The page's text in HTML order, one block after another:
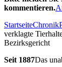
kommentieren.
StartseiteChronik
verklagte
Bezirksgericht
Seit 1887Das